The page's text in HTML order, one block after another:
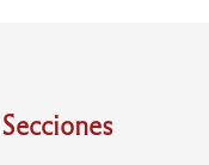
Secciones